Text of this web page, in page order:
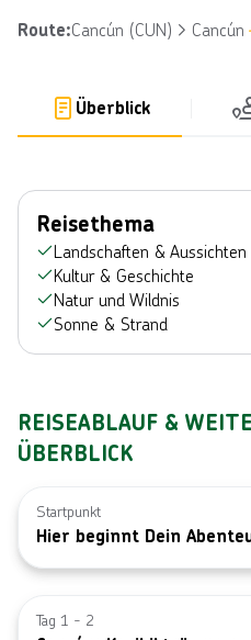
Route:Cancún (CUN) Cancún
Überblick
Reisethema
Landschaften & Aussichten
Kultur & Geschichte
Natur und Wildnis
Sonne & Strand
REISEABLAUF &
ÜBERBLICK
Startpunkt
Hier beginnt Dein
Tag 1 - 2